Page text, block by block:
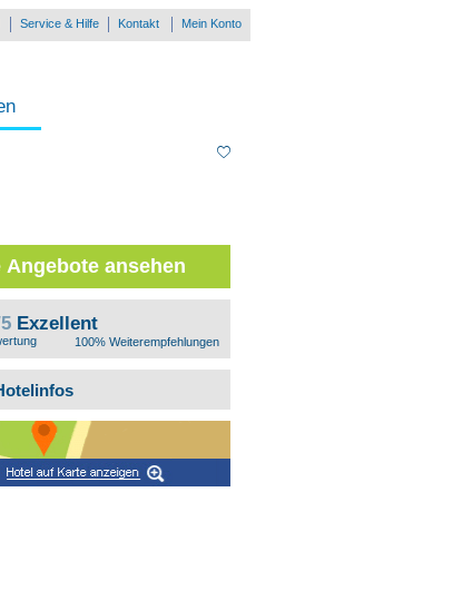
Service & Hilfe Kontakt Mein Konto
Angebote ansehen
Exzellent
100% Weiterempfehlungen